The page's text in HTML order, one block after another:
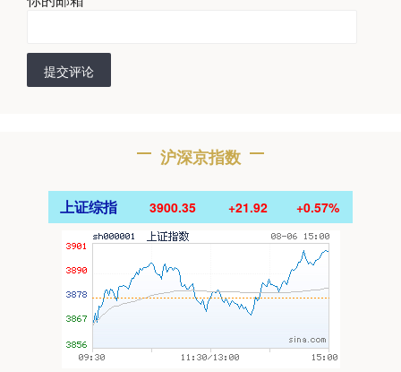
提交评论
沪深京指数
上证综指 3900.35 +21.92 +0.57%